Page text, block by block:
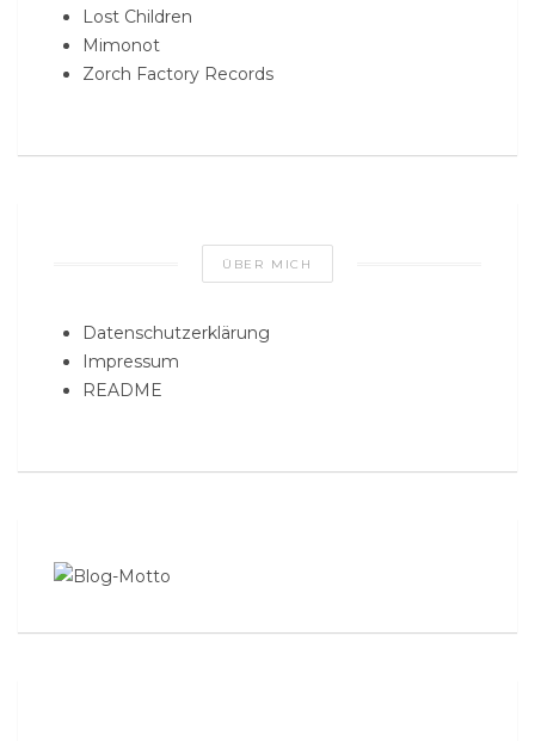
Lost Children
Mimonot
Zorch Factory Records
ÜBER MICH
Datenschutzerklärung
Impressum
README